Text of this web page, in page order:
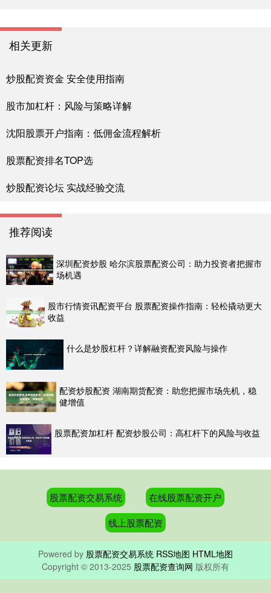
相关更新
炒股配资资金 安全使用指南
股市加杠杆：风险与策略详解
沈阳股票开户指南：低佣金流程解析
股票配资排名TOP选
炒股配资论坛 实战经验交流
推荐阅读
深圳配资炒股 哈尔滨股票配资公司：助力投资者把握市
场机遇
股市行情资讯配资平台 股票配资操作指南：轻松撬动更大
收益
什么是炒股杠杆？详解融资配资风险与操作
配资炒股配资 湖南期货配资：助您把握市场先机，稳
健增值
股票配资加杠杆 配资炒股公司：高杠杆下的风险与收益
股票配资交易系统
在线股票配资开户
线上股票配资
Powered by 股票配资交易系统 RSS地图 HTML地图
Copyright © 2013-2025 股票配资查询网 版权所有